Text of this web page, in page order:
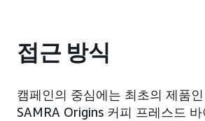
접근 방식
캠페인의 중심에는 최초의 제품
SAMRA Origins 커피 프레스드